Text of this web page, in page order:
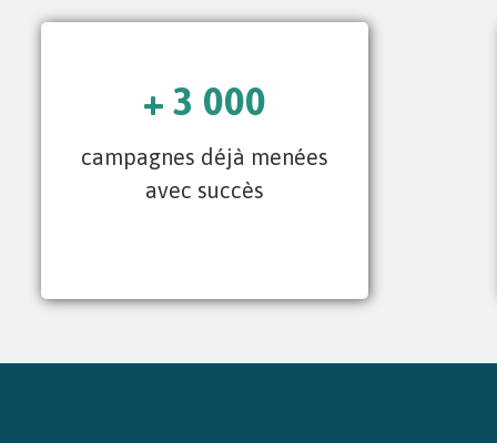
+ 3 000
campagnes déjà menées
avec succès